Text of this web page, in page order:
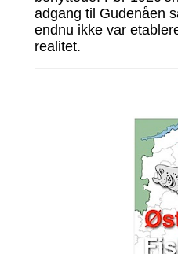
adgang til Gudenåen
endnu ikke var
realitet.